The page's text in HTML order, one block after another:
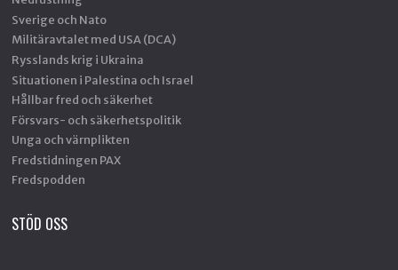
Sverige och Nato
Militäravtalet med USA (DCA)
Rysslands krig i Ukraina
Situationen i Palestina och Israel
Hållbar fred och säkerhet
Försvars- och säkerhetspolitik
Unga och värnplikten
Fredstidningen PAX
Fredspodden
STÖD OSS